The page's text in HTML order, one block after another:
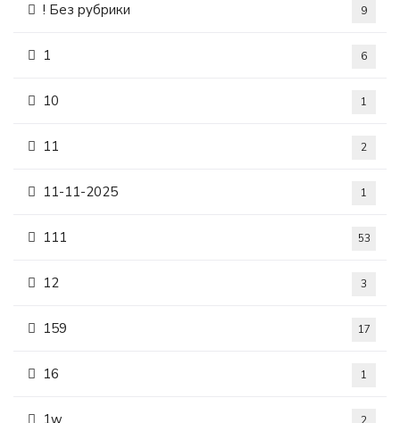
! Без рубрики 9
1 6
10 1
11 2
11-11-2025 1
111 53
12 3
159 17
16 1